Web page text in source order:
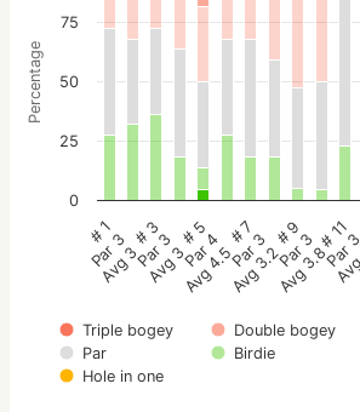
Percentage
Triple bogey Double bogey
Par
Birdie
Hole in one
# 1
Par 3
Avg 3
# 3
Par 3
Avg 3
# 5
Par 4
Avg 4.5
# 7
Par 3
Avg 3.2
# 9
Par 3
Avg 3.8
# 11
Par
0
25
50
75